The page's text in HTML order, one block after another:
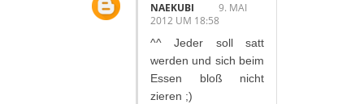
NAEKUBI
9. MAI
2012 UM 18:58
^^ Jeder soll satt
werden und sich beim
Essen bloß nicht
zieren ;)